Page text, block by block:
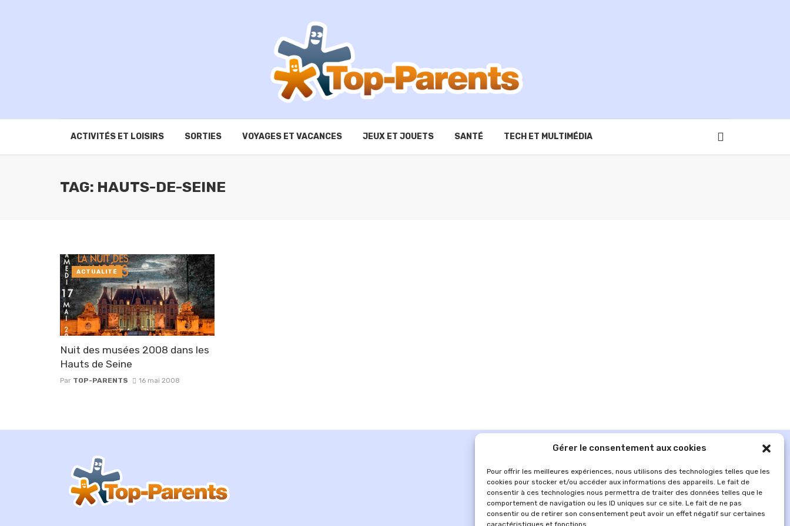
Gérer le consentement aux cookies
Pour offrir les meilleures expériences, nous utilisons des technologies telles que les
cookies pour stocker et/ou accéder aux informations des appareils. Le fait de
consentir à ces technologies nous permettra de traiter des données telles que le
comportement de navigation ou les ID uniques sur ce site. Le fait de ne pas
consentir ou de retirer son consentement peut avoir un effet négatif sur certaines
caractéristiques et fonctions.
ACTIVITÉS ET LOISIRS SORTIES VOYAGES ET VACANCES JEUX ET JOUETS SANTÉ TECH ET MULTIMÉDIA
TAG: HAUTS-DE-SEINE
Nuit des musées 2008 dans les
Hauts de Seine
Par TOP-PARENTS 16 mai 2008
ACTUALITÉ